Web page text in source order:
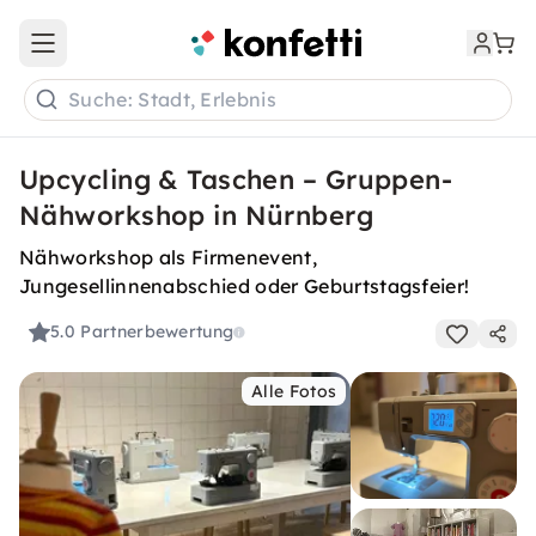
Open main menu
Suche: Stadt, Erlebnis
Upcycling & Taschen – Gruppen-
Nähworkshop in Nürnberg
Nähworkshop als Firmenevent,
Jungesellinnenabschied oder Geburtstagsfeier!
5.0 Partnerbewertung
Alle Fotos